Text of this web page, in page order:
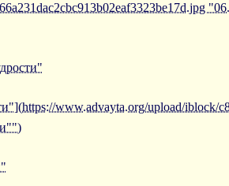
www.advayta.org/upload/iblock/